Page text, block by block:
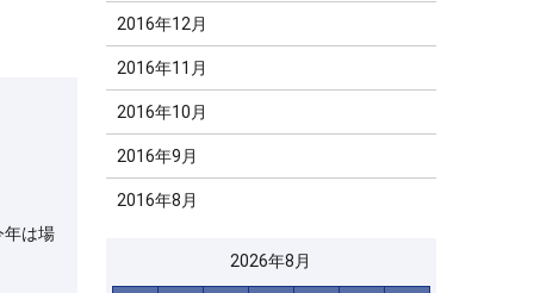
は場
2016年12月
2016年11月
2016年10月
2016年9月
2016年8月
2026年8月